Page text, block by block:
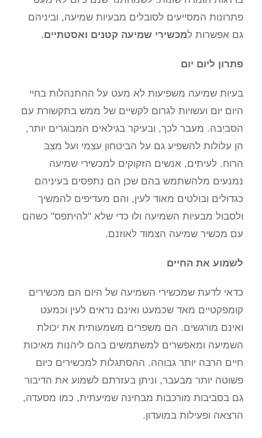
פתרונות המסייעים לסובלים מבעיות שמיעה, וביניהם
גם אפשרות למכשירי שמיעה קטנים ואסטתיים.
פתרון ליום יום
בעיות שמיעה משפיעות לא מעט על ההתנהלות בחיי
היום יום ועשויות לגרום לקשיים של ממש בתקשורת עם
הסביבה. מעבר לכך, ובעיקר בגילאים המבוגרים יותר,
הן עלולות להשפיע גם על הביטחון עצמי ועל מצב
הרוח. לעיתים, אנשים הזקוקים למכשירי שמיעה
נמנעים מלהשתמש בהם שכן הם נתפסים בעיניהם
כגדולים ובולטים מאוד לעין, והם מעדיפים להמשיך
ולסבול מבעיות השמיעה ולו כדי שלא "להיתפס" כשהם
עם מכשיר שמיעה הצמוד לאוזנם.
לשמוע את החיים
כדאי לדעת שמכשירי השמיעה של היום הם מכשירים
קומפקטיים מאד שכמעט ואינם נראים לעין וכמעט
ואינם מורגשים. הם משפרים משמעותית את יכולת
השמיעה ומאפשרים למשתמשים בהם ליהנות מאיכות
חיים הרבה יותר גבוהה. ההסתגלות למכשירים כיום
פשוטה יותר מבעבר, וניתן בעזרתם לשמוע את הדיבור
גם בסביבות מורכבות מבחינה שמיעתית, כמו מסעדה,
הרצאה ופעילות במועדון.